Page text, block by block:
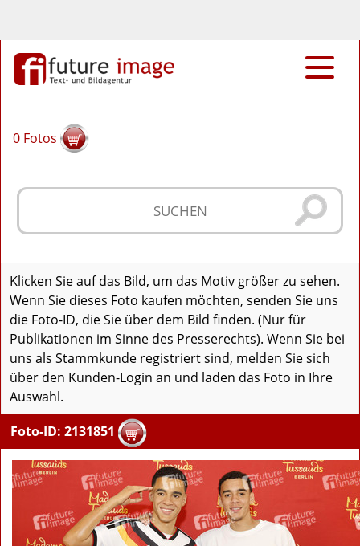
0 Fotos
Klicken Sie auf das Bild, um das Motiv größer zu sehen.
Wenn Sie dieses Foto kaufen möchten, senden Sie uns
die Foto-ID, die Sie über dem Bild finden. (Nur für
Publikationen im Sinne des Presserechts). Wenn Sie bei
uns als Stammkunde registriert sind, melden Sie sich
über den Kunden-Login an und laden das Foto in Ihre
Auswahl.
Foto-ID: 2131851